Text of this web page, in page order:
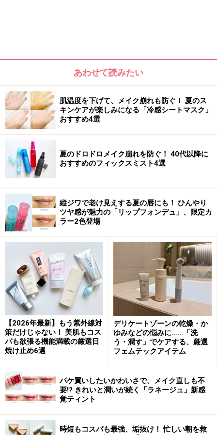
れや古い角質によるくすみをやさしくオフ。明るく透明
もよくなります。
DATE
p/d（ピーディー）「p/d スクラブパウダー」
容量：12包（各3g）
価格：6600円（税込）
（2）毎日手軽に使えて、拭き取りと保湿がかなうトナ
ーパッド
スクエア型のfavs
favs（ファブス）「PHYTO COLLAGEN PAD」は、コッ
トンにエイジングケア（※1）美容液がひたひたに含まれ
ているトナーパッド。1枚で拭き取りと保湿を同時に行
え、シートマスクとして使うことも可能。毎日のスキン
ケアに手軽に取り入れられるアイテムです。
パッドには水分吸収率と通気性に優れたクロスホールタ
イプのピュアコットンを使用しており、肌にやさしく、
敏感肌パッチテスト済みで、パラベンフリー、アルコー
ルフリー、鉱物油フリーといった配慮もされているた
め、肌がデリケートな方でも取り入れやすくなっていま
す。
あわせて読みたい
肌温度を下げて、メイク崩れも防ぐ！ 夏のス
キンケアが楽しみになる「冷感シートマスク」
おすすめ4選
夏のドロドロメイク崩れを防ぐ！ 40代以降に
おすすめのフィックスミスト4選
縦ジワで老け見えする夏の唇にも！ ひんやり
ツヤ感が魅力の「リップフォンデュ」、限定カ
ラー2色登場
【2026年最新】もう紫外線対
策だけじゃない！ 美肌もコス
パも欲張る機能満載の厳選日
焼け止め6選
デリケートゾーンの乾燥・か
ゆみなどの悩みに……「洗
う・潤す」でケアする、厳選
フェムテックアイテム
パケ買いしたいかわいさで、メイク直しも不
要!? きれいと潤いが続く「ラネージュ」新感
覚ティント
時短もコスパも最強、垢抜け！ 忙しい朝を救